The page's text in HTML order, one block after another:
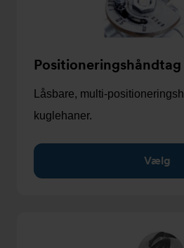
Låsbare, multi-
kuglehaner.
Vælg